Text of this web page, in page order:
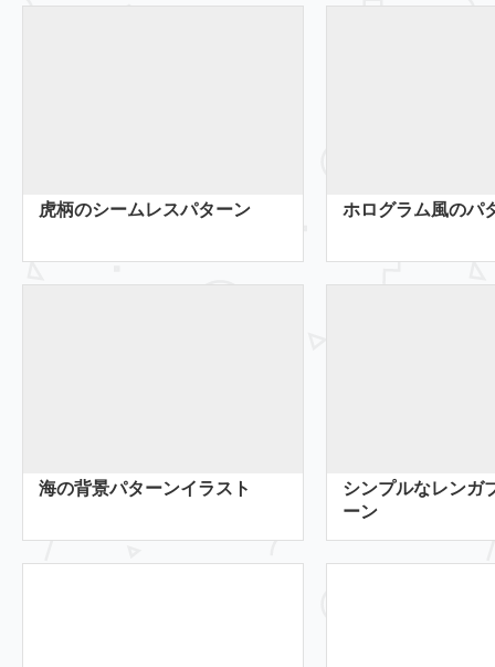
虎柄のシームレスパターン ホログラム風のパ
海の背景パターンイラスト
シンプルなレンガ
ーン